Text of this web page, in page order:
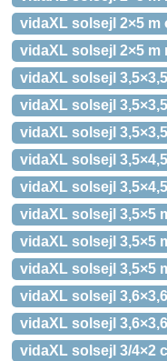
vidaXL solsejl 2×5
vidaXL solsejl 2×5
vidaXL solsejl
vidaXL solsejl
vidaXL solsejl
vidaXL solsejl
vidaXL solsejl
vidaXL solsejl 3,5×5
vidaXL solsejl 3,5×5
vidaXL solsejl 3,5×5
vidaXL solsejl
vidaXL solsejl
vidaXL solsejl 3/4×2